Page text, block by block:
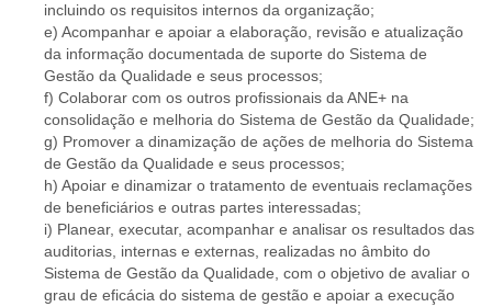
incluindo os requisitos internos da organização;
e) Acompanhar e apoiar a elaboração, revisão e atualização
da informação documentada de suporte do Sistema de
Gestão da Qualidade e seus processos;
f) Colaborar com os outros profissionais da ANE+ na
consolidação e melhoria do Sistema de Gestão da Qualidade;
g) Promover a dinamização de ações de melhoria do Sistema
de Gestão da Qualidade e seus processos;
h) Apoiar e dinamizar o tratamento de eventuais reclamações
de beneficiários e outras partes interessadas;
i) Planear, executar, acompanhar e analisar os resultados das
auditorias, internas e externas, realizadas no âmbito do
Sistema de Gestão da Qualidade, com o objetivo de avaliar o
grau de eficácia do sistema de gestão e apoiar a execução